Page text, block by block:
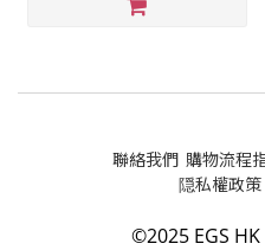
聯絡我們 購物流程
隠私權政策
©2025 EGS HK